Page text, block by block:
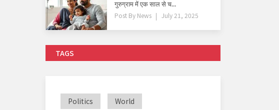
गुरुग्राम में एक साल से च...
Post By News July 21, 2025
TAGS
Politics World